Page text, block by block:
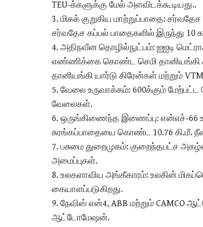
TEU-க்களுக்கு மேல் அளவிடக்கூடியது..
3. மிகக் குறுகிய மாற்றுப்பாதை:
சர்வதேச கப்பல் பாதைகளில் இருந்து 10
4. அதிநவீன தொழில்நுட்பம்: ஐஐடி
எண்ணிக்கை கொண்ட செமி தானியங்கி
தானியங்கி யார்டு கிரேன்கள் மற்றும்
5. வேலை உருவாக்கம்: 600க்கும்
வேலைகள்.
6. ஒருங்கிணைந்த இணைப்பு: என்எச்-66
சுரங்கப்பாதையை கொண்ட 10.76 கி.மீ.
7. பசுமை துறைமுகம்: குறைந்தபட்ச
அமைப்புகள்.
8. உலகளாவிய அங்கீகாரம்: உலகின்
கையாளப்படுகிறது.
9. நேவிஸ் என்4, ABB மற்றும்
ஆட்டோமேஷன்.